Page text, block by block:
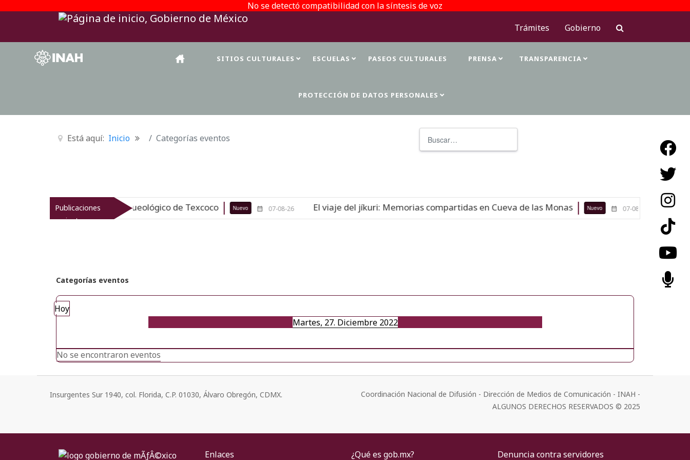
No se detectó compatibilidad con la síntesis de voz
Trámites
Gobierno
SITIOS CULTURALES ESCUELAS PASEOS CULTURALES PRENSA TRANSPARENCIA
PROTECCIÓN DE DATOS PERSONALES
Está aquí: Inicio Categorías eventos
Publicaciones
recientes
revitaliza el patrimonio arqueológico de Texcoco Nuevo 07-08-26 El viaje del jíkuri: Memorias compartidas en Cueva de las Monas Nuevo 07-08-26
Categorías eventos
Hoy
Martes, 27. Diciembre 2022
No se encontraron eventos
Insurgentes Sur 1940, col. Florida, C.P. 01030, Álvaro Obregón, CDMX.
Coordinación Nacional de Difusión - Dirección de Medios de Comunicación - INAH -
ALGUNOS DERECHOS RESERVADOS © 2025
Enlaces ¿Qué es gob.mx?
Denuncia contra servidores